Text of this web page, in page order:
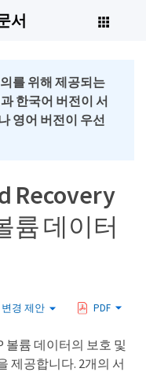
서
를 위해 제공되는
한국어 버전이 서
영어 버전이 우선
Recovery
륨 데이터
변경 제안 PDF
볼륨 데이터의 보호 및
제공합니다. 2개의 서